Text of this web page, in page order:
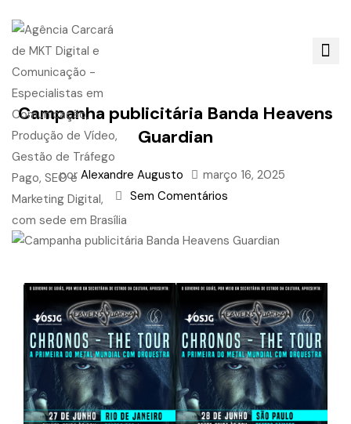
Campanha publicitária Banda Heavens
Guardian
por Alexandre Augusto
março 16, 2025
Sem Comentários